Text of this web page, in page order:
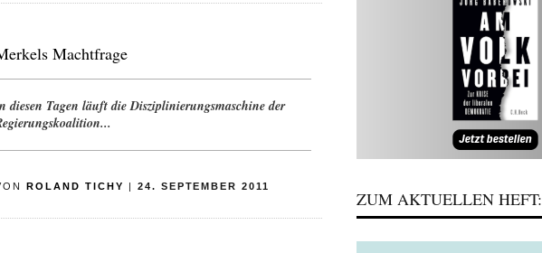
Machtfrage
diesen Tagen läuft die Disziplinierungsmaschine der
ROLAND TICHY | 24. SEPTEMBER 2011
ZUM AKTUELLEN HEFT: